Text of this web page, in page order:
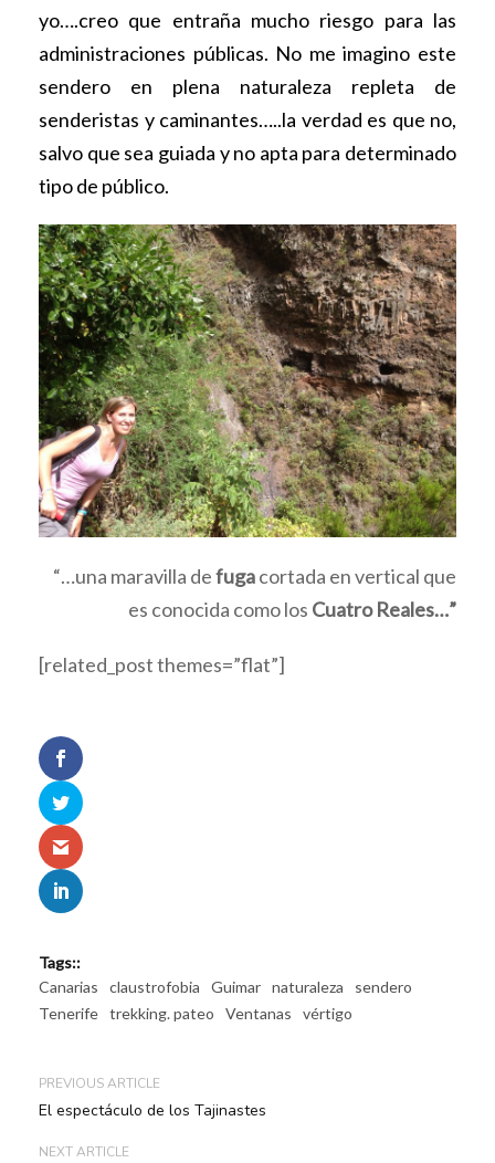
yo….creo que entraña mucho riesgo para las
administraciones públicas. No me imagino este
sendero en plena naturaleza repleta de
senderistas y caminantes…..la verdad es que no,
salvo que sea guiada y no apta para determinado
tipo de público.
“…una maravilla defugacortada en vertical que
es conocida como los Cuatro Reales…”
[related_post themes=”flat”]
Tags::
Canarias
claustrofobia Guimar naturaleza
sendero
Tenerife trekking. pateo Ventanas vértigo
PREVIOUS ARTICLE
El espectáculo de los Tajinastes
NEXT ARTICLE